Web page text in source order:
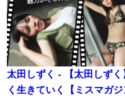
太田しずく - 【太田しずく
く生きていく【ミスマガジ